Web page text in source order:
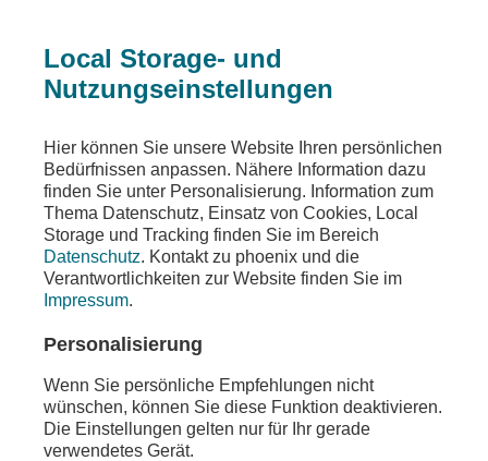
Local Storage- und
Nutzungseinstellungen
Hier können Sie unsere Website Ihren persönlichen
Bedürfnissen anpassen. Nähere Information dazu
finden Sie unter Personalisierung. Information zum
Thema Datenschutz, Einsatz von Cookies, Local
Storage und Tracking finden Sie im Bereich
Datenschutz. Kontakt zu phoenix und die
Verantwortlichkeiten zur Website finden Sie im
Impressum.
Personalisierung
Wenn Sie persönliche Empfehlungen nicht
wünschen, können Sie diese Funktion deaktivieren.
Die Einstellungen gelten nur für Ihr gerade
verwendetes Gerät.